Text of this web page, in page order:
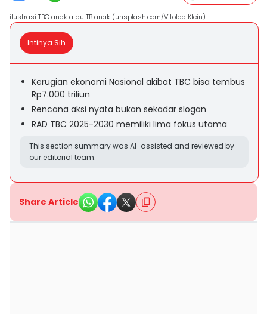
ilustrasi TBC anak atau TB anak (unsplash.com/Vitolda Klein)
Intinya Sih
Kerugian ekonomi Nasional akibat TBC bisa tembus
Rp7.000 triliun
Rencana aksi nyata bukan sekadar slogan
RAD TBC 2025-2030 memiliki lima fokus utama
This section summary was AI-assisted and reviewed by
our editorial team.
Share Article